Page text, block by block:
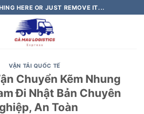
HERE OR JUST REMOVE IT...
VẬN TẢI QUỐC TẾ
Chuyển Kẽm Nhung
Đi Nhật Bản Chuyên
An Toàn